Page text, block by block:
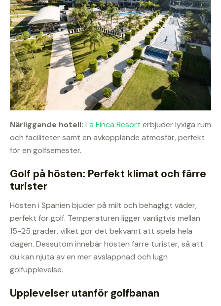
Närliggande hotell: La Finca Resort erbjuder lyxiga rum
och faciliteter samt en avkopplande atmosfär, perfekt
för en golfsemester.
Golf på hösten: Perfekt klimat och färre
turister
Hösten i Spanien bjuder på milt och behagligt väder,
perfekt för golf. Temperaturen ligger vanligtvis mellan
15-25 grader, vilket gör det bekvämt att spela hela
dagen. Dessutom innebär hösten färre turister, så att
du kan njuta av en mer avslappnad och lugn
golfupplevelse.
Upplevelser utanför golfbanan